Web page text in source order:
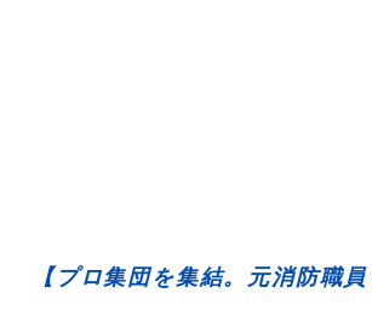
【プロ集団を集結。元消防職員